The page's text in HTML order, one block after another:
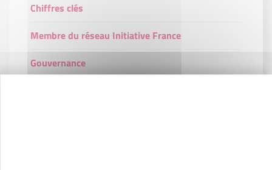
Chiffres clés
Membre du réseau Initiative France
Gouvernance